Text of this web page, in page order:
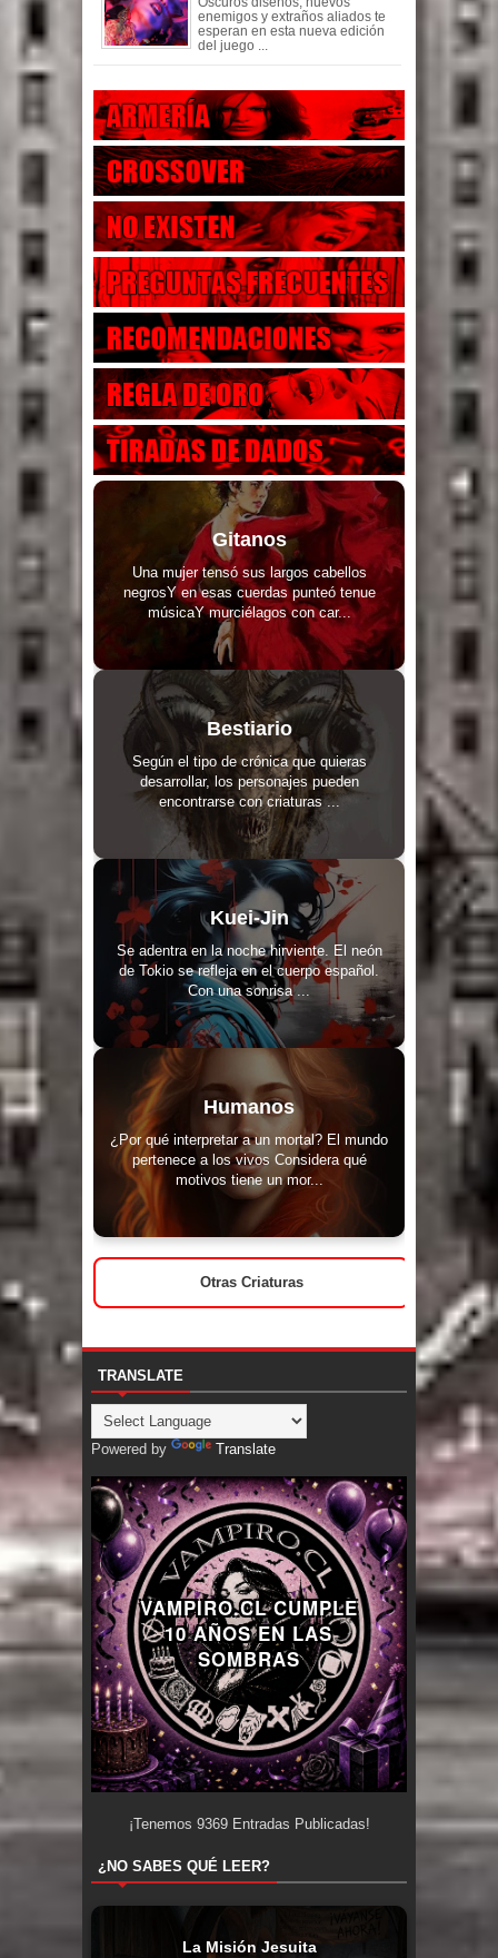
enemigos y extraños aliados te
esperan en esta nueva edición
del juego ...
Gitanos
Una mujer tensó sus largos cabellos
negrosY en esas cuerdas punteó tenue
músicaY murciélagos con car...
Bestiario
Según el tipo de crónica que quieras
desarrollar, los personajes pueden
encontrarse con criaturas ...
Kuei-Jin
Se adentra en la noche hirviente. El neón
de Tokio se refleja en el cuerpo español.
Con una sonrisa ...
Humanos
¿Por qué interpretar a un mortal? El mundo
pertenece a los vivos Considera qué
motivos tiene un mor...
Otras Criaturas
TRANSLATE
Powered by Translate
VAMPIRO.CL CUMPLE
10 AÑOS EN LAS
SOMBRAS
¡Tenemos 9369Entradas Publicadas!
¿NO SABES QUÉ LEER?
La Misión Jesuita